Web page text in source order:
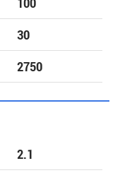
30
2750
2.1